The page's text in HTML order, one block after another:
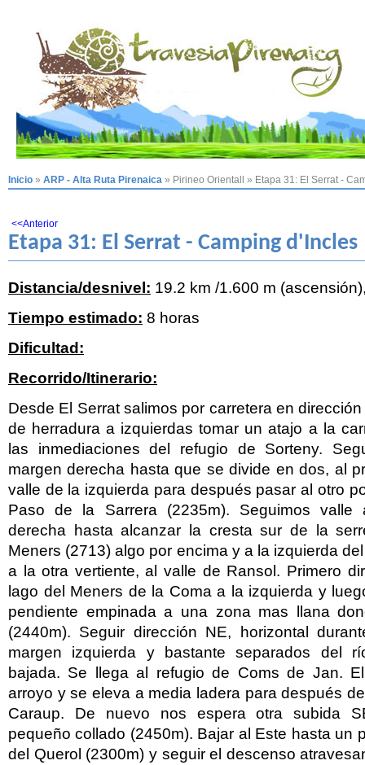
Inicio » ARP - Alta Ruta Pirenaica » Pirineo Orientall » Etapa 31: El Serrat -
<<Anterior
Etapa 31: El Serrat - Camping d'Incles
Distancia/desnivel: 19.2 km /1.600 m
Tiempo estimado: 8 horas
Dificultad:
Recorrido/Itinerario:
Desde El Serrat salimos por carretera en
de herradura a izquierdas tomar un atajo a la
las inmediaciones del refugio de Sorteny.
margen derecha hasta que se divide en dos, al
valle de la izquierda para después pasar al otro
Paso de la Sarrera (2235m). Seguimos valle
derecha hasta alcanzar la cresta sur de la
Meners (2713) algo por encima y a la izquierda
a la otra vertiente, al valle de Ransol. Primero
lago del Meners de la Coma a la izquierda y
pendiente empinada a una zona mas llana
(2440m). Seguir dirección NE, horizontal
margen izquierda y bastante separados del
bajada. Se llega al refugio de Coms de Jan.
arroyo y se eleva a media ladera para después
Caraup. De nuevo nos espera otra subida
pequeño collado (2450m). Bajar al Este hasta un
del Querol (2300m) y seguir el descenso